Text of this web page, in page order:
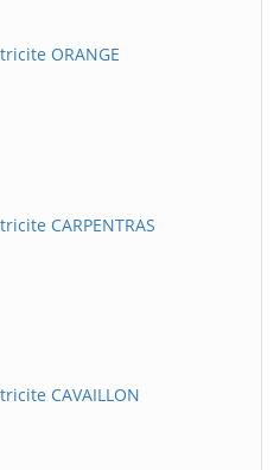
ORANGE
CARPENTRAS
CAVAILLON